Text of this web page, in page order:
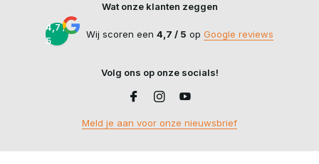
Wat onze klanten zeggen
4,7 /
5
Wij scoren een 4,7 / 5 op Google reviews
Volg ons op onze socials!
Meld je aan voor onze nieuwsbrief